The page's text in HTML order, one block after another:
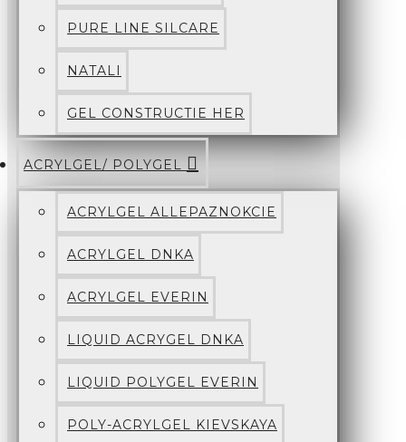
PURE LINE SILCARE
NATALI
GEL CONSTRUCTIE HER
ACRYLGEL/ POLYGEL
ACRYLGEL ALLEPAZNOKCIE
ACRYLGEL DNKA
ACRYLGEL EVERIN
LIQUID ACRYGEL DNKA
LIQUID POLYGEL EVERIN
POLY-ACRYLGEL KIEVSKAYA